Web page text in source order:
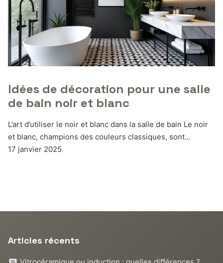
Idées de décoration pour une salle
de bain noir et blanc
L’art d’utiliser le noir et blanc dans la salle de bain Le noir
et blanc, champions des couleurs classiques, sont…
17 janvier 2025
Articles récents